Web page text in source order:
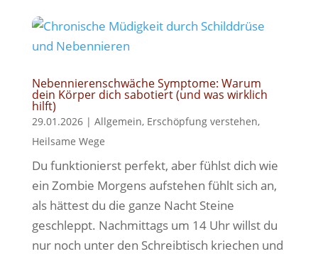
Nebennierenschwäche Symptome: Warum
dein Körper dich sabotiert (und was wirklich
hilft)
29.01.2026| Allgemein, Erschöpfung verstehen,
Heilsame Wege
Du funktionierst perfekt, aber fühlst dich wie
ein Zombie Morgens aufstehen fühlt sich an,
als hättest du die ganze Nacht Steine
geschleppt. Nachmittags um 14 Uhr willst du
nur noch unter den Schreibtisch kriechen und